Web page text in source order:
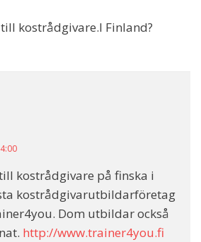
kostrådgivare.I Finland?
kostrådgivare på finska i
kostrådgivarutbildarföretag
Dom utbildar också
http://www.trainer4you.fi